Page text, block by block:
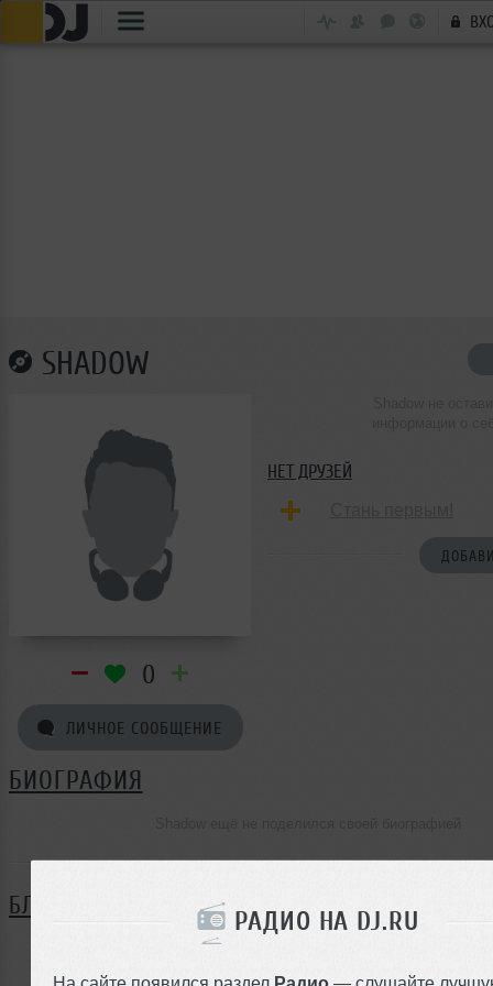
РАДИО НА DJ.RU
На сайте появился раздел Радио — слушайте
SHADOW
0
ЛИЧНОЕ СООБЩЕНИЕ
НЕТ ДРУЗЕЙ
БИОГРАФИЯ
БЛОГ